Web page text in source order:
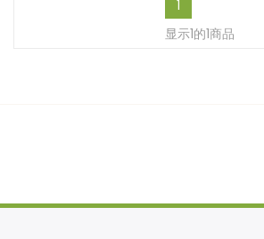
1
显示1的1商品